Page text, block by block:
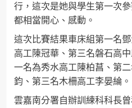
行，這次是她與學生第一次
都相當開心、感動。
這次比賽結果車床組第一名
高工陳冠華、第三名磐石高
一名為秀水高工陳柏菖、第
鈞、第三名木柵高工李晏綸。
雲嘉南分署自辦訓練科科長